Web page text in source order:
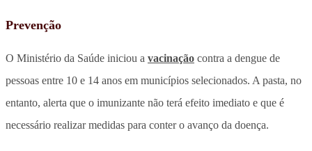
Prevenção
O Ministério da Saúde iniciou a vacinação contra a dengue de
pessoas entre 10 e 14 anos em municípios selecionados. A pasta, no
entanto, alerta que o imunizante não terá efeito imediato e que é
necessário realizar medidas para conter o avanço da doença.